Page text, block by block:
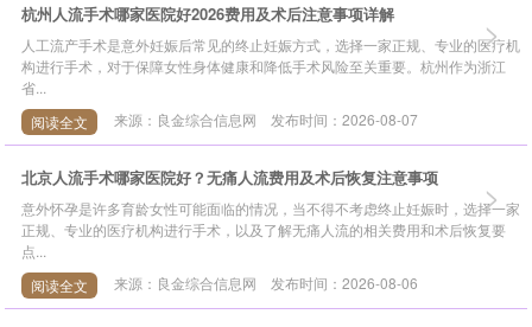
杭州人流手术哪家医院好2026费用及术后注意事项详解
人工流产手术是意外妊娠后常见的终止妊娠方式，选择一家正规、专业的医疗机
构进行手术，对于保障女性身体健康和降低手术风险至关重要。杭州作为浙江
省...
阅读全文
来源：良金综合信息网 发布时间：2026-08-07
>
北京人流手术哪家医院好？无痛人流费用及术后恢复注意事项
意外怀孕是许多育龄女性可能面临的情况，当不得不考虑终止妊娠时，选择一家
正规、专业的医疗机构进行手术，以及了解无痛人流的相关费用和术后恢复要
点...
阅读全文
来源：良金综合信息网 发布时间：2026-08-06
>